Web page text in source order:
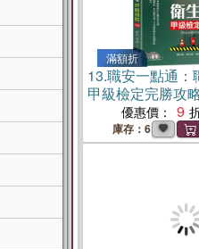
滿額折
13.職安一點通：
甲級檢定完勝攻
優惠價： 9
庫存：6